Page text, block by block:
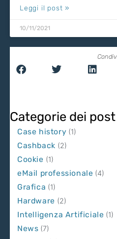
Leggi il post »
10/11/2021
Categorie dei post
Case history (1)
Cashback (2)
Cookie (1)
eMail professionale (4)
Grafica (1)
Hardware (2)
Intelligenza Artificiale (1)
News (7)